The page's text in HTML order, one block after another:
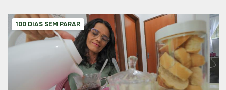
100 DIAS SEM PARAR